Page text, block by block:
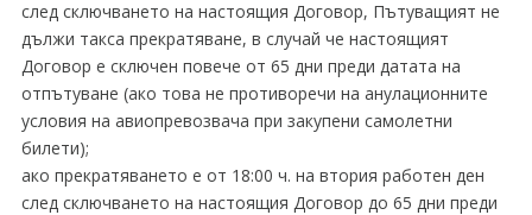
след сключването на настоящия Договор, Пътуващият не
дължи такса прекратяване, в случай че настоящият
Договор е сключен повече от 65 дни преди датата на
отпътуване (ако това не противоречи на анулационните
условия на авиопревозвача при закупени самолетни
билети);
ако прекратяването е от 18:00 ч. на втория работен ден
след сключването на настоящия Договор до 65 дни преди